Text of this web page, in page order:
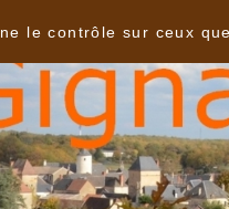
le contrôle sur ceux